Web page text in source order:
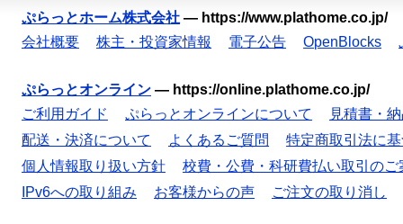
ぷらっとホーム株式会社 — https://www.plathome.co.jp/
会社概要
株主・投資家情報 電子公告 OpenBlocks
ぷらっとオンライン — https://online.plathome.co.jp/
ご利用ガイド
ぷらっとオンラインについて
見積書・
配送・決済について
よくあるご質問
特定商取引法に
個人情報取り扱い方針
校費・公費・科研費払い取引のご
IPv6への取り組み
お客様からの声 ご注文の取り消し